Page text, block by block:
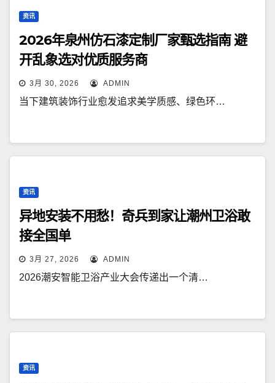
资讯
2026年泉州仿石漆定制厂家甄选指南 避
开乱象选对优质服务商
3月 30, 2026 ADMIN
当下建筑装饰行业愈发追求美学质感、绿色环…
资讯
异地安装不用愁！奇兵到家让潮州卫浴敢
接全国单
3月 27, 2026 ADMIN
2026潮安智能卫浴产业大会传递出一个清…
资讯